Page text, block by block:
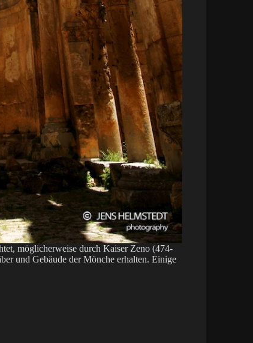
möglicherweise durch Kaiser Zeno (474-
und Gebäude der Mönche erhalten. Einige